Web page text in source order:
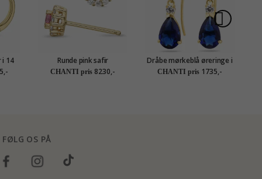
i 14
og
Runde pink safir
diamantøreringe i 14 karat
guld med pink safir og
CHANTI pris 8230,-
Dråbe mørkeblå øreringe i
9 karat guld med zirkon og
syntetisk safir - Gold
CHANTI pris 1735,-
FØLG OS PÅ